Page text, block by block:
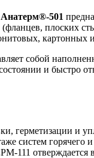
Анатерм®-501
плоских
картонных
собой
и быстро
герметизации и
систем горячего
отверждается в